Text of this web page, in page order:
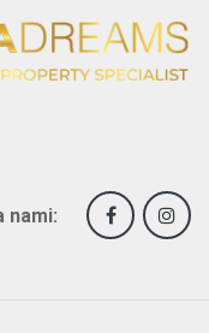
nami: